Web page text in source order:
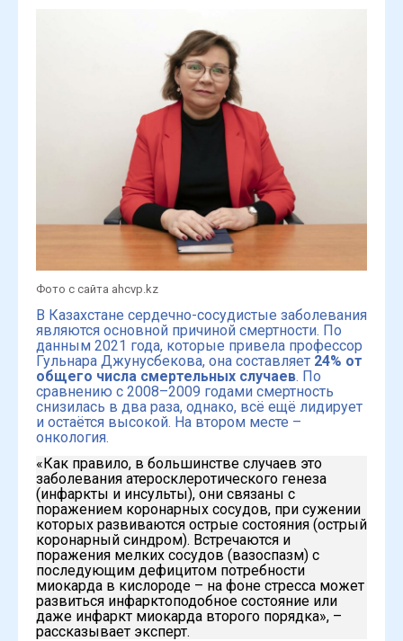
Фото с сайта ahcvp.kz
В Казахстане сердечно-сосудистые заболевания
являются основной причиной смертности. По
данным 2021 года, которые привела профессор
Гульнара Джунусбекова, она составляет 24% от
общего числа смертельных случаев. По
сравнению с 2008–2009 годами смертность
снизилась в два раза, однако, всё ещё лидирует
и остаётся высокой. На втором месте –
онкология.
«Как правило, в большинстве случаев это
заболевания атеросклеротического генеза
(инфаркты и инсульты), они связаны с
поражением коронарных сосудов, при сужении
которых развиваются острые состояния (острый
коронарный синдром). Встречаются и
поражения мелких сосудов (вазоспазм) с
последующим дефицитом потребности
миокарда в кислороде – на фоне стресса может
развиться инфарктоподобное состояние или
даже инфаркт миокарда второго порядка», –
рассказывает эксперт.